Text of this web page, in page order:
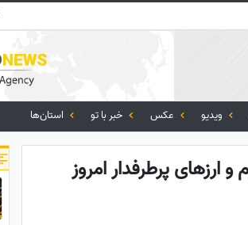
ویدیو عکس خبر با تو استان‌ها
پرطرفدار امروز